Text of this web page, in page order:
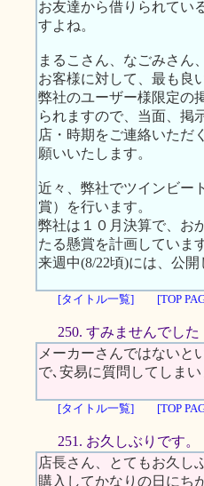
お友達から借りられてい
すよね。
まるこさん、なごみさん
お客様に対して、最も良
弊社のユーザー様限定の
られますので、当面、掲
店・時期をご連絡いただ
願いいたします。
近々、弊社でツインビー
賞）を行います。
弊社は１０月決算で、お
たる懸賞を計画していま
来週中(8/22頃)には、公
[タイトル一覧] [TOP
250. すみませんでした
メーカーさんではないと
で､安易に質問してしま
[タイトル一覧] [TOP
251. お久しぶりです。
店長さん、とてもお久し
購入してかなりの日にち